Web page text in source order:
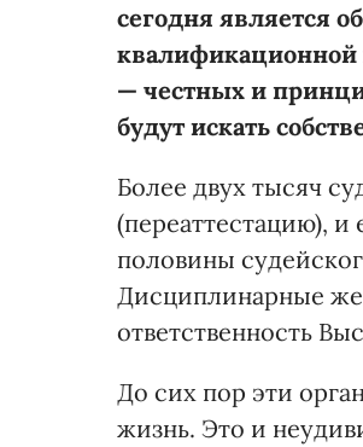
сегодня является
квалификационной
— честных и
будут искать
Более двух тысяч
(переаттестацию),
половины
Дисциплинарные же
ответственность
До сих пор эти
жизнь. Это и